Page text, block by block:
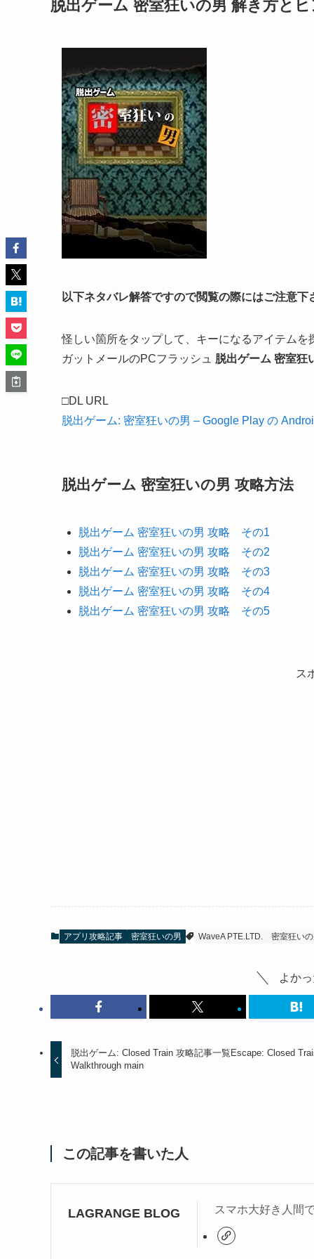
脱出ゲーム 密室狂いの男 解き方とヒ
以下ネタバレ解答ですので閲覧の際にはご注意下
怪しい箇所をタップして、キーになるアイテム
ガットメールのPCフラッシュ 脱出ゲーム 密室狂
□DL URL
脱出ゲーム: 密室狂いの男 – Google Play の
脱出ゲーム 密室狂いの男 攻略方法
脱出ゲーム 密室狂いの男 攻略 その1
脱出ゲーム 密室狂いの男 攻略 その2
脱出ゲーム 密室狂いの男 攻略 その3
脱出ゲーム 密室狂いの男 攻略 その4
脱出ゲーム 密室狂いの男 攻略 その5
ス
アプリ攻略記事 密室狂いの男 WaveA PTE.LTD. 密室狂い
よか
脱出ゲーム: Closed Train 攻略記事一覧 Escape: Closed
Walkthrough main
この記事を書いた人
LAGRANGE BLOG スマホ大好き人間で